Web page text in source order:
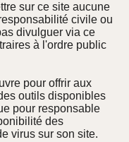
sur ce site aucune
civile ou
divulguer via ce
à l'ordre public
pour offrir aux
outils disponibles
pour responsable
des
virus sur son site.